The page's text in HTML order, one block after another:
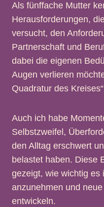
Als fünffache Mutter
Herausforderungen,
versucht, den
Partnerschaft und
dabei die eigenen
Augen verlieren
Quadratur des
Auch ich habe
Selbstzweifel,
den Alltag erschwert
belastet haben. Diese
gezeigt, wie wichtig es
anzunehmen und
entwickeln.